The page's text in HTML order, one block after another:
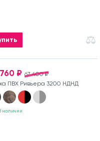
67 400 ₽
₽
ПВХ Ривьера 3200 НДНД
наличии